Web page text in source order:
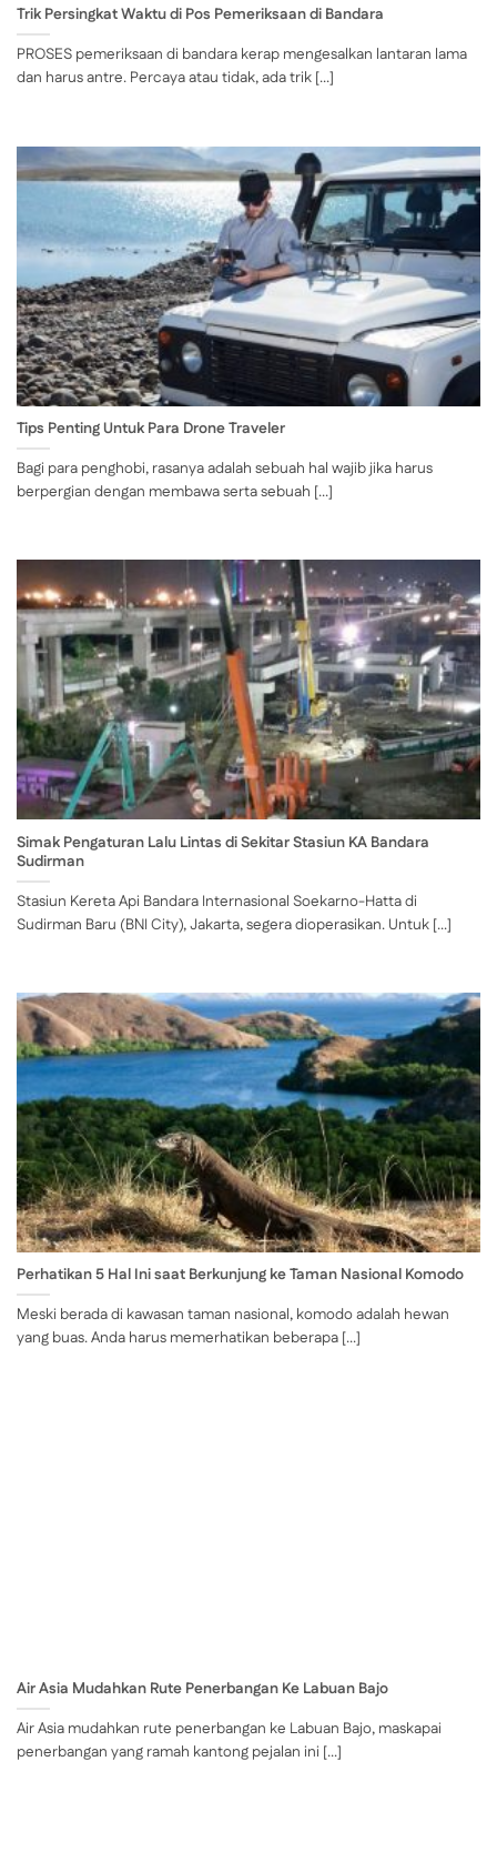
Trik Persingkat Waktu di Pos Pemeriksaan di Bandara
PROSES pemeriksaan di bandara kerap mengesalkan lantaran lama
dan harus antre. Percaya atau tidak, ada trik [...]
Tips Penting Untuk Para Drone Traveler
Bagi para penghobi, rasanya adalah sebuah hal wajib jika harus
berpergian dengan membawa serta sebuah [...]
Simak Pengaturan Lalu Lintas di Sekitar Stasiun KA Bandara
Sudirman
Stasiun Kereta Api Bandara Internasional Soekarno-Hatta di
Sudirman Baru (BNI City), Jakarta, segera dioperasikan. Untuk [...]
Perhatikan 5 Hal Ini saat Berkunjung ke Taman Nasional Komodo
Meski berada di kawasan taman nasional, komodo adalah hewan
yang buas. Anda harus memerhatikan beberapa [...]
Air Asia Mudahkan Rute Penerbangan Ke Labuan Bajo
Air Asia mudahkan rute penerbangan ke Labuan Bajo, maskapai
penerbangan yang ramah kantong pejalan ini [...]